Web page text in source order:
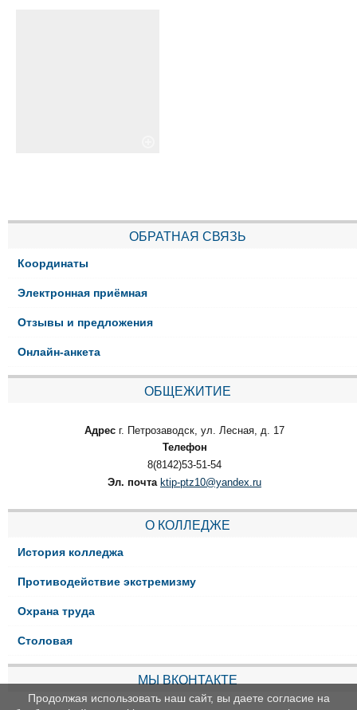
ОБРАТНАЯ СВЯЗЬ
Координаты
Электронная приёмная
Отзывы и предложения
Онлайн-анкета
ОБЩЕЖИТИЕ
Адрес г. Петрозаводск, ул. Лесная, д. 17
Телефон
8(8142)53-51-54
Эл. почта ktip-ptz10@yandex.ru
О КОЛЛЕДЖЕ
История колледжа
Противодействие экстремизму
Охрана труда
Столовая
МЫ ВКОНТАКТЕ
Продолжая использовать наш сайт, вы даете согласие на